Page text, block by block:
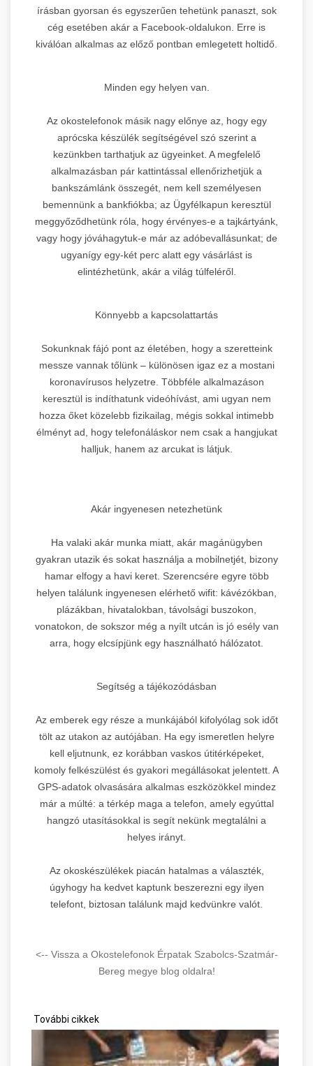
írásban gyorsan és egyszerűen tehetünk panaszt, sok
cég esetében akár a Facebook-oldalukon. Erre is
kiválóan alkalmas az előző pontban emlegetett holtidő.
Minden egy helyen van.
Az okostelefonok másik nagy előnye az, hogy egy
aprócska készülék segítségével szó szerint a
kezünkben tarthatjuk az ügyeinket. A megfelelő
alkalmazásban pár kattintással ellenőrizhetjük a
bankszámlánk összegét, nem kell személyesen
bemennünk a bankfiókba; az Ügyfélkapun keresztül
meggyőződhetünk róla, hogy érvényes-e a tajkártyánk,
vagy hogy jóváhagytuk-e már az adóbevallásunkat; de
ugyanígy egy-két perc alatt egy vásárlást is
elintézhetünk, akár a világ túlfeléről.
Könnyebb a kapcsolattartás
Sokunknak fájó pont az életében, hogy a szeretteink
messze vannak tőlünk – különösen igaz ez a mostani
koronavírusos helyzetre. Többféle alkalmazáson
keresztül is indíthatunk videóhívást, ami ugyan nem
hozza őket közelebb fizikailag, mégis sokkal intimebb
élményt ad, hogy telefonáláskor nem csak a hangjukat
halljuk, hanem az arcukat is látjuk.
Akár ingyenesen netezhetünk
Ha valaki akár munka miatt, akár magánügyben
gyakran utazik és sokat használja a mobilnetjét, bizony
hamar elfogy a havi keret. Szerencsére egyre több
helyen találunk ingyenesen elérhető wifit: kávézókban,
plázákban, hivatalokban, távolsági buszokon,
vonatokon, de sokszor még a nyílt utcán is jó esély van
arra, hogy elcsípjünk egy használható hálózatot.
Segítség a tájékozódásban
Az emberek egy része a munkájából kifolyólag sok időt
tölt az utakon az autójában. Ha egy ismeretlen helyre
kell eljutnunk, ez korábban vaskos útitérképeket,
komoly felkészülést és gyakori megállásokat jelentett. A
GPS-adatok olvasására alkalmas eszközökkel mindez
már a múlté: a térkép maga a telefon, amely egyúttal
hangzó utasításokkal is segít nekünk megtalálni a
helyes irányt.
Az okoskészülékek piacán hatalmas a választék,
úgyhogy ha kedvet kaptunk beszerezni egy ilyen
telefont, biztosan találunk majd kedvünkre valót.
<-- Vissza a Okostelefonok Érpatak Szabolcs-Szatmár-
Bereg megye blog oldalra!
További cikkek